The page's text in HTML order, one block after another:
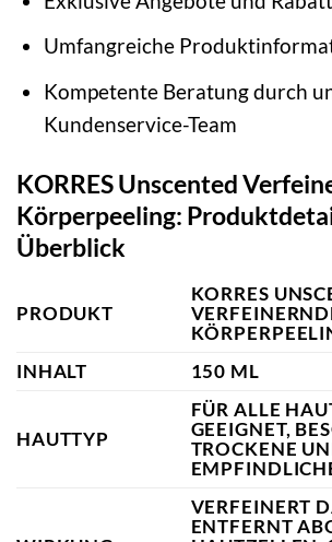
Umfangreiche
Kompetente Beratung durch
Kundenservice-Team
KORRES Unscented
Körperpeeling:
Überblick
PRODUKT
KORRES
INHALT
150 ML
HAUTTYP
FÜR ALLE
GEEIGNET,
TROCKENE
VERFEINERT
ENTFERNT